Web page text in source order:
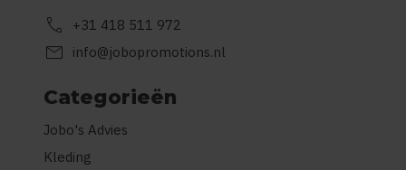
call +31 418 511 972
mail info@jobopromotions.nl
Categorieën
Jobo's Advies
Kleding